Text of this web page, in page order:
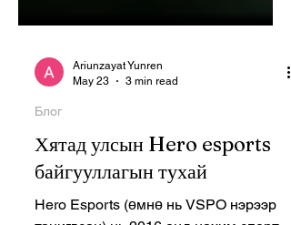
Блог
Хятад улсын Hero esports
байгууллагын тухай